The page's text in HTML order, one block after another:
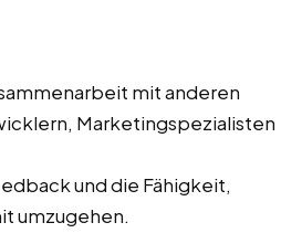
mit anderen
Marketingspezialisten
und die Fähigkeit,
umzugehen.